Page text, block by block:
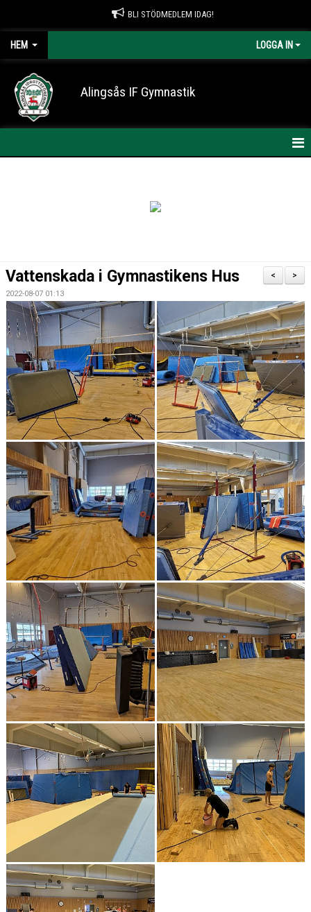
BLI STÖDMEDLEM IDAG!
HEM LOGGA IN
Alingsås IF Gymnastik
ARRANGEMANG
FÖR LEDARE
KLUBBSHOP
SPONSRING
GYMNASTIKENS HUS
GRÖNA TRÅDEN
FRÅGOR & SVAR
>
<
Vattenskada i Gymnastikens Hus
2022-08-07 01:13